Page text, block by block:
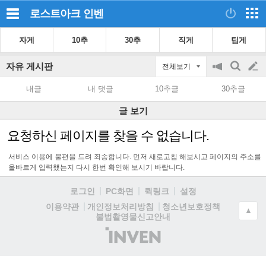
로스트아크 인벤
자게 10추 30추 직게 팁게
자유 게시판 전체보기
공
지
on/off
검
색
글
쓰
기
내글 내 댓글 10추글 30추글
글 보기
요청하신 페이지를 찾을 수 없습니다.
서비스 이용에 불편을 드려 죄송합니다. 먼저 새로고침 해보시고 페이지의 주소를
올바르게 입력했는지 다시 한번 확인해 보시기 바랍니다.
로그인 PC화면 퀵링크
설정
이용약관
개인정보처리방침
청소년보호정책
불법촬영물신고안내
(주)
인
▲